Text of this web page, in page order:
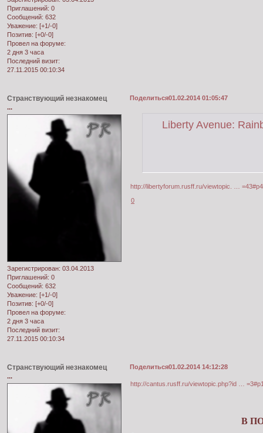
Приглашений: 0
Сообщений: 632
Уважение: [+1/-0]
Позитив: [+0/-0]
Провел на форуме:
2 дня 3 часа
Последний визит:
27.11.2015 00:10:34
Поделиться01.02.2014 01:05:47
Странствующий незнакомец
...
Зарегистрирован: 03.04.2013
Приглашений: 0
Сообщений: 632
Уважение: [+1/-0]
Позитив: [+0/-0]
Провел на форуме:
2 дня 3 часа
Последний визит:
27.11.2015 00:10:34
Liberty Avenue:
http://libertyforum.rusff.ru/viewtopic. …
0
Поделиться01.02.2014 14:12:28
Странствующий незнакомец
...
http://cantus.rusff.ru/viewtopic.php?id …
В